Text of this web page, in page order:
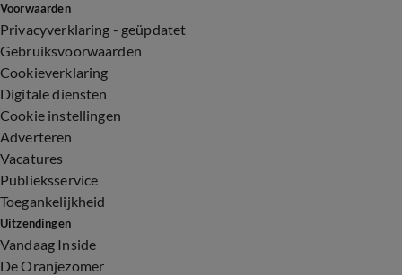
Voorwaarden
Privacyverklaring - geüpdatet
Gebruiksvoorwaarden
Cookieverklaring
Digitale diensten
Cookie instellingen
Adverteren
Vacatures
Publieksservice
Toegankelijkheid
Uitzendingen
Vandaag Inside
De Oranjezomer